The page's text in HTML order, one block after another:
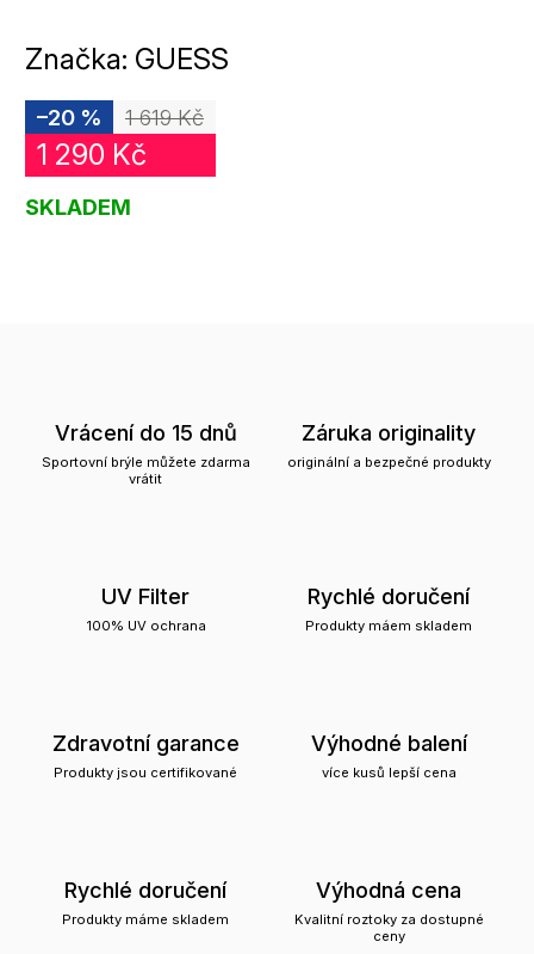
Značka: GUESS
1 619 Kč
–20 %
1 290 Kč
SKLADEM
Vrácení do 15 dnů
Sportovní brýle můžete zdarma
vrátit
Záruka originality
originální a bezpečné produkty
UV Filter
100% UV ochrana
Rychlé doručení
Produkty máem skladem
Zdravotní garance
Produkty jsou certifikované
Výhodné balení
více kusů lepší cena
Rychlé doručení
Produkty máme skladem
Výhodná cena
Kvalitní roztoky za dostupné
ceny